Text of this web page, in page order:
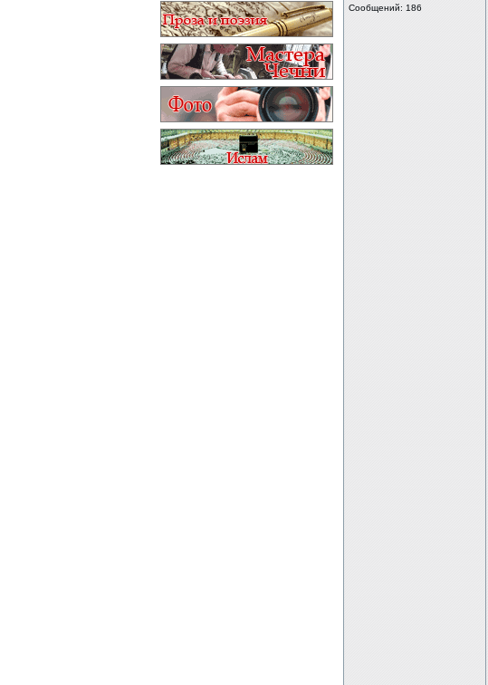
Сообщений: 186